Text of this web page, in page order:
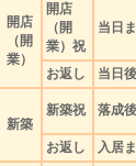
開店
（開
業）
開店
（開
業）祝
当日
お返し
当日
新築
新築祝 落成
お返し
入居